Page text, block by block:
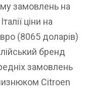
замовлень на
ціни на
(8065 доларів)
бренд
замовлень
Citroen